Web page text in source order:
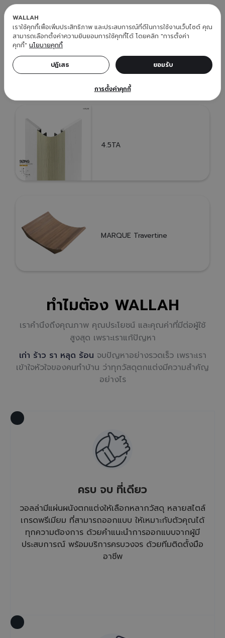
PC02 - NAGO
4.5TA
MARQUE Travertine
ทำไมต้อง WALLAH
เราคำนึงถึงคุณภาพ คุณประโยชน์ และคุณค่าที่มีต่อผู้ใช้
สูงสุด เพราะเราแก้ปัญหา
เก่า ร้าว รา หลุด ร้อน จบปัญหาอย่างรวดเร็ว เพราะเรา
เข้าใจหัวใจของคนทำบ้าน ว่าทุกวัสดุตกแต่งมีความสำคัญ
อย่างไร
ครบ จบ ที่เดียว
วอลล่ามีแผ่นผนังตกแต่งให้เลือกหลากวัสดุ หลายสไตล์
เกรดพรีเมียม ที่สามารถออกแบบ ให้เหมาะกับตัวคุณได้
ทุกความต้องการ ด้วยคำแนะนำการออกแบบจากผู้มี
ประสบการณ์ พร้อมบริการครบวงจร ด้วยทีมติดตั้งมือ
อาชีพ
WALLAH
เราใช้คุกกี้เพื่อเพิ่มประสิทธิภาพ และประสบการณ์ที่ดีในการใช้งานเว็บไซต์ คุณ
สามารถเลือกตั้งค่าความยินยอมการใช้คุกกี้ได้ โดยคลิก "การตั้งค่า
คุกกี้" นโยบายคุกกี้
ปฏิเสธ ยอมรับ
การตั้งค่าคุกกี้